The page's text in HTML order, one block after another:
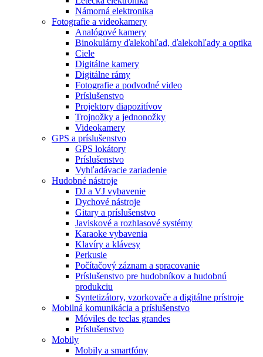
Námorná elektronika
Fotografie a videokamery
Analógové kamery
Binokulárny ďalekohľad, ďalekohľady a optika
Ciele
Digitálne kamery
Digitálne rámy
Fotografie a podvodné video
Príslušenstvo
Projektory diapozitívov
Trojnožky a jednonožky
Videokamery
GPS a príslušenstvo
GPS lokátory
Príslušenstvo
Vyhľadávacie zariadenie
Hudobné nástroje
DJ a VJ vybavenie
Dychové nástroje
Gitary a príslušenstvo
Javiskové a rozhlasové systémy
Karaoke vybavenia
Klavíry a klávesy
Perkusie
Počítačový záznam a spracovanie
Príslušenstvo pre hudobníkov a hudobnú
produkciu
Syntetizátory, vzorkovače a digitálne prístroje
Mobilná komunikácia a príslušenstvo
Móviles de teclas grandes
Príslušenstvo
Mobily
Mobily a smartfóny